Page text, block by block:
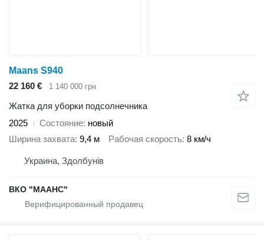
Maans S940
22 160 €
1 140 000 грн
Жатка для уборки подсолнечника
2025
Состояние новый
Ширина захвата 9,4 м Рабочая скорость 8 км/ч
Украина, Здолбунів
ВКО "МААНС"